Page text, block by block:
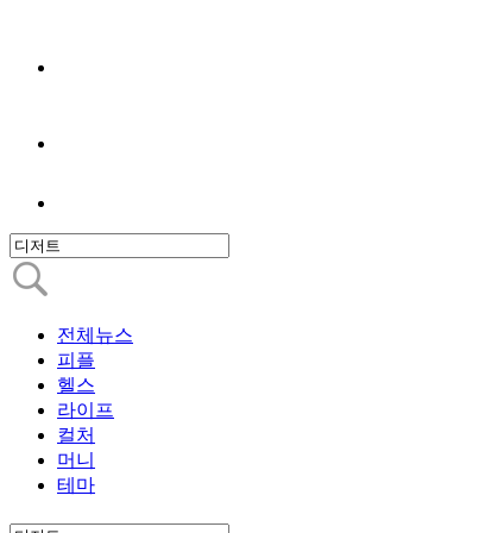
전체뉴스
피플
헬스
라이프
컬처
머니
테마